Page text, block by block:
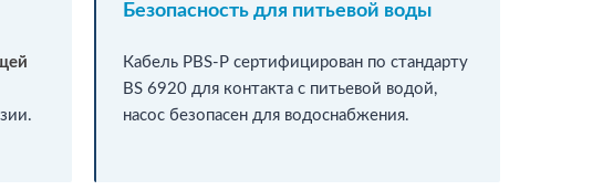
Безопасность для питьевой воды
Кабель PBS-P сертифицирован по стандарту
BS 6920 для контакта с питьевой водой,
насос безопасен для водоснабжения.